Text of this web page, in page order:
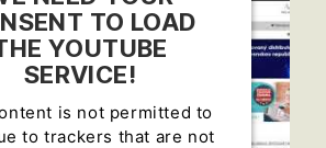
TO LOAD
YOUTUBE
SERVICE!
is not permitted to
to trackers that are not